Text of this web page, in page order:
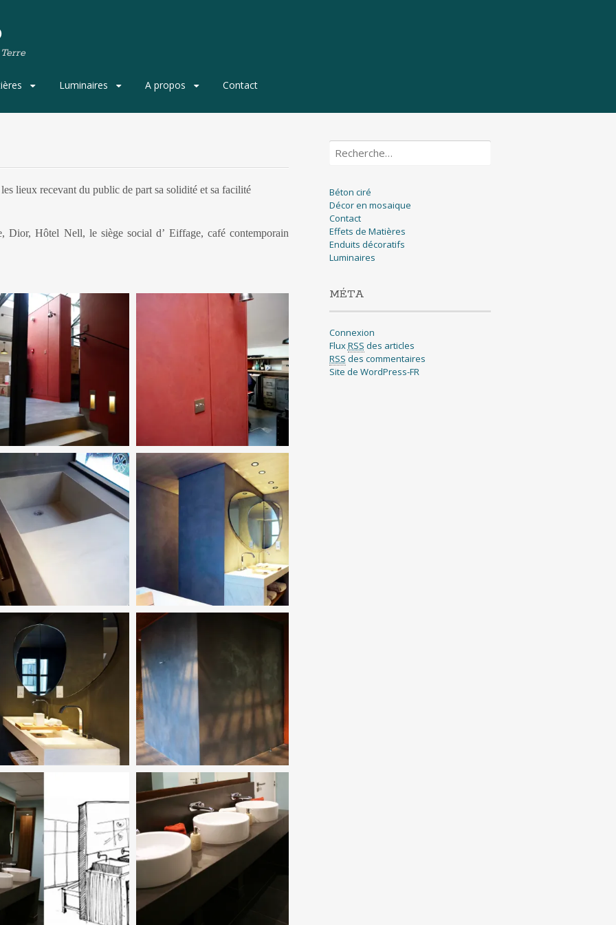
Luminaires A propos Contact
lieux recevant du public de part sa solidité et sa facilité
Dior, Hôtel Nell, le siège social d’ Eiffage, café contemporain
Béton ciré
Décor en mosaique
Contact
Effets de Matières
Enduits décoratifs
Luminaires
MÉTA
Connexion
FluxRSS des articles
RSS des commentaires
Site de WordPress-FR